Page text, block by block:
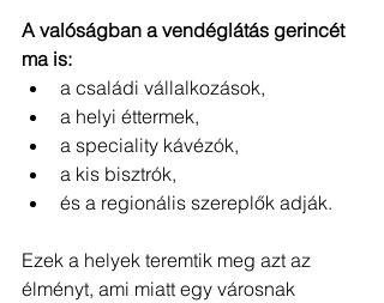
A valóságban a vendéglátás gerincét
ma is:
a családi vállalkozások,
a helyi éttermek,
a speciality kávézók,
a kis bisztrók,
és a regionális szereplők adják.
Ezek a helyek teremtik meg azt az
élményt, ami miatt egy városnak